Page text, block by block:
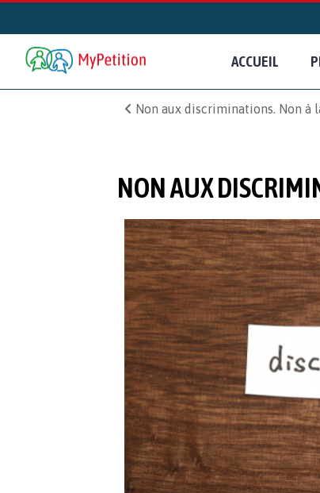
ACCUEIL
Non aux discriminations. Non à
NON AUX